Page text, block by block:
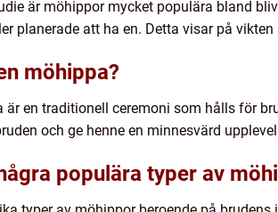
är möhippor mycket populära bland
planerade att ha en. Detta visar på
möhippa?
är en traditionell ceremoni som hålls för
och ge henne en minnesvärd
populära typer av